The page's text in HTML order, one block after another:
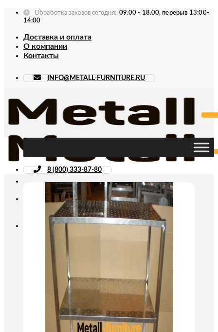
Skip
Обработка заказов сегодня: 09.00 - 18.00, перерыв 13:00-
14:00
Доставка и оплата
О компании
Контакты
INFO@METALL-FURNITURE.RU
8 (800) 333-87-80